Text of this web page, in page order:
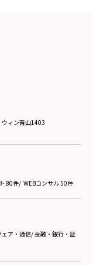
ィン青山1403
80件/ WEBコンサル 50件
ア・通信/金融・銀行・証